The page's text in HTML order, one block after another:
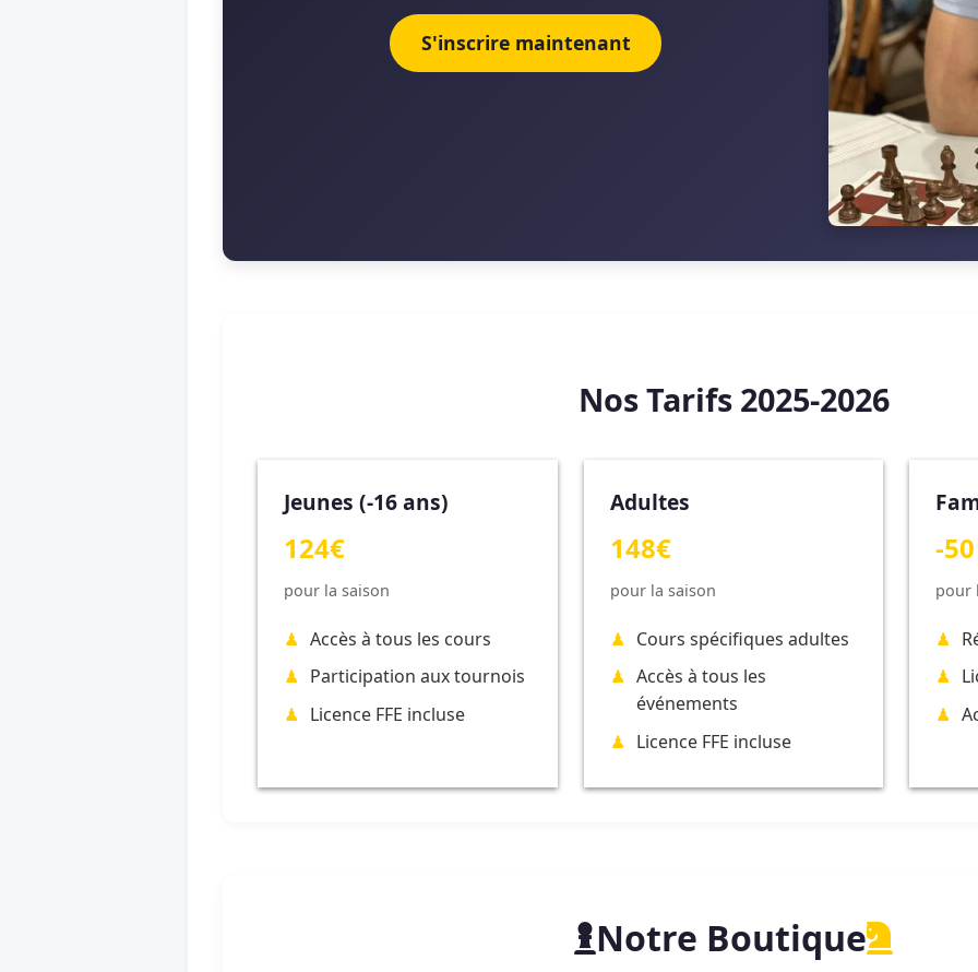
S'inscrire maintenant
Nos Tarifs 2025-2026
Jeunes (-16 ans)
124€
pour la saison
Accès à tous les cours
Participation aux tournois
Licence FFE incluse
Adultes
148€
pour la saison
Cours spécifiques adultes
Accès à tous les
événements
Licence FFE incluse
-
pour
Notre Boutique